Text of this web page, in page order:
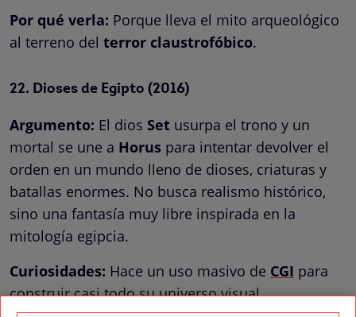
Por qué verla: Porque lleva el mito arqueológico
al terreno del terror claustrofóbico.
22. Dioses de Egipto (2016)
Argumento: El dios Set usurpa el trono y un
mortal se une a Horus para intentar devolver el
orden en un mundo lleno de dioses, criaturas y
batallas enormes. No busca realismo histórico,
sino una fantasía muy libre inspirada en la
mitología egipcia.
Curiosidades: Hace un uso masivo de CGI para
construir casi todo su universo visual.